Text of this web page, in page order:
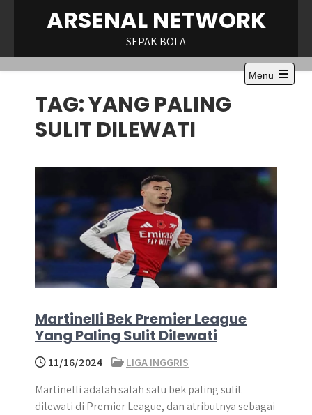
ARSENAL NETWORK
SEPAK BOLA
Menu
Open
TAG:YANG PALING
SULIT DILEWATI
Martinelli Bek Premier League
Yang Paling Sulit Dilewati
11/16/2024
LIGA INGGRIS
Martinelli adalah salah satu bek paling sulit
dilewati di Premier League, dan atributnya sebagai